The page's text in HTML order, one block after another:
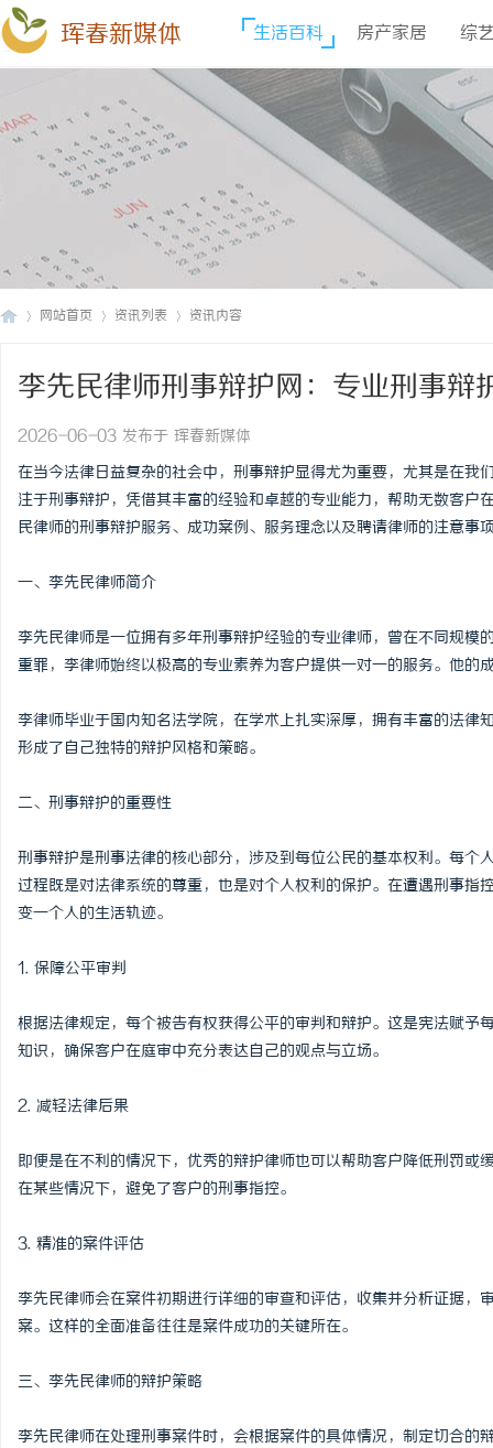
珲春新媒体 生活百科 房产家居 综
网站首页 资讯列表 资讯内容
李先民律师刑事辩护网：专业刑事辩
2026-06-03 发布于 珲春新媒体
在当今法律日益复杂的社会中，刑事辩护显得尤为重要，尤其是在
注于刑事辩护，凭借其丰富的经验和卓越的专业能力，帮助无数客户
民律师的刑事辩护服务、成功案例、服务理念以及聘请律师的注意事
一、李先民律师简介
李先民律师是一位拥有多年刑事辩护经验的专业律师，曾在不同规
重罪，李律师始终以极高的专业素养为客户提供一对一的服务。他的
李律师毕业于国内知名法学院，在学术上扎实深厚，拥有丰富的法
形成了自己独特的辩护风格和策略。
二、刑事辩护的重要性
刑事辩护是刑事法律的核心部分，涉及到每位公民的基本权利。每
过程既是对法律系统的尊重，也是对个人权利的保护。在遭遇刑事
变一个人的生活轨迹。
1. 保障公平审判
根据法律规定，每个被告有权获得公平的审判和辩护。这是宪法赋
知识，确保客户在庭审中充分表达自己的观点与立场。
2. 减轻法律后果
即便是在不利的情况下，优秀的辩护律师也可以帮助客户降低刑罚
在某些情况下，避免了客户的刑事指控。
3. 精准的案件评估
李先民律师会在案件初期进行详细的审查和评估，收集并分析证据
案。这样的全面准备往往是案件成功的关键所在。
三、李先民律师的辩护策略
李先民律师在处理刑事案件时，会根据案件的具体情况，制定切合的
条，焊锡球，焊锡丝，万山焊锡，焊锡条、
锡条，巨一，焊锡，无铅焊锡球
2026年哈尔滨弘祥消防
岗，直通消防控制室核心